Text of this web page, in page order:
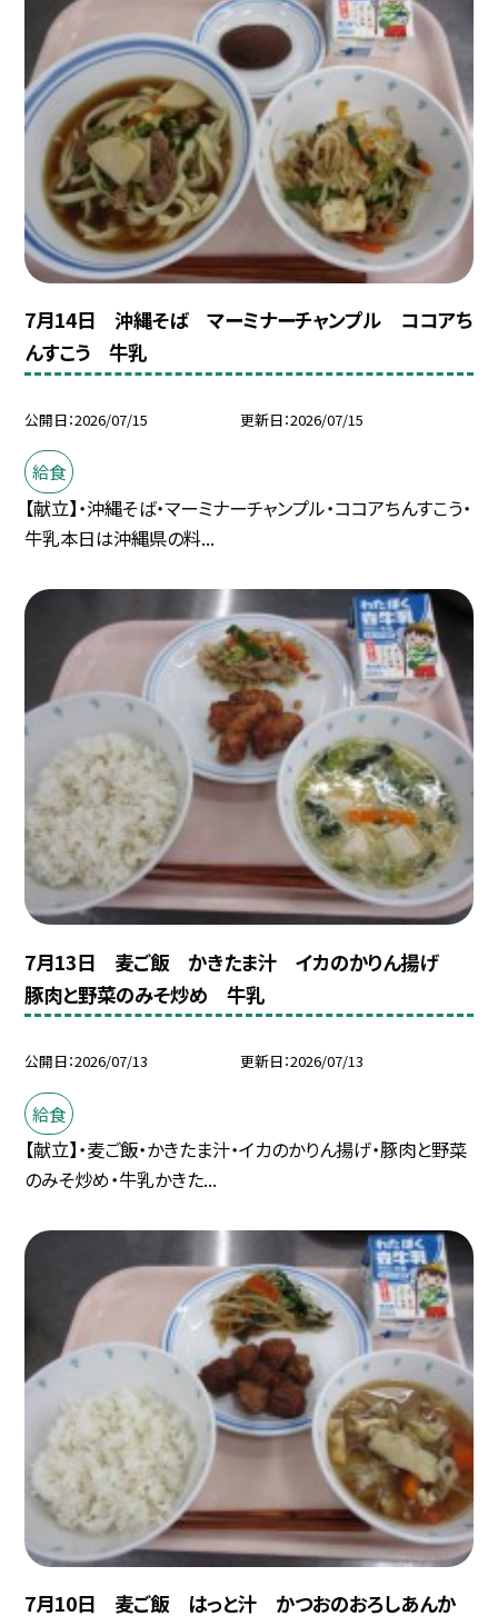
7月14日 沖縄そば マーミナーチャンプル ココアち
んすこう 牛乳
公開日 2026/07/15 更新日 2026/07/15
給食
【献立】・沖縄そば・マーミナーチャンプル・ココアちんすこう・
牛乳本日は沖縄県の料...
7月13日 麦ご飯 かきたま汁 イカのかりん揚げ
豚肉と野菜のみそ炒め 牛乳
公開日 2026/07/13 更新日 2026/07/13
給食
【献立】・麦ご飯・かきたま汁・イカのかりん揚げ・豚肉と野菜
のみそ炒め・牛乳かきた...
7月10日 麦ご飯 はっと汁 かつおのおろしあんか